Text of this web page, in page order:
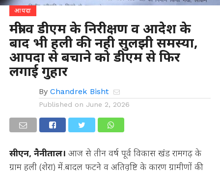
आपदा
मंत्री व डीएम के निरीक्षण व आदेश के
बाद भी हली की नही सुलझी समस्या,
आपदा से बचाने को डीएम से फिर
लगाई गुहार
By Chandrek Bisht
Published on June 2, 2026
सीएन, नैनीताल। आज से तीन वर्ष पूर्व विकास खंड रामगढ़ के
ग्राम हली (शेरा) में.बादल फटने व अतिवृष्टि के कारण ग्रामीणों की